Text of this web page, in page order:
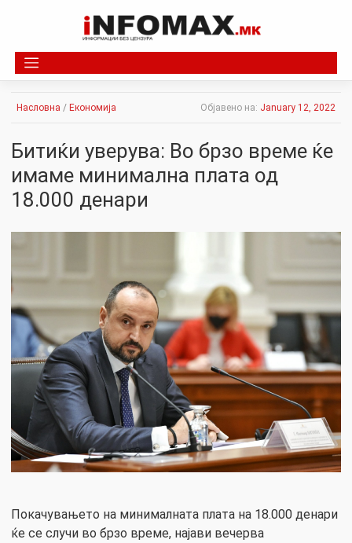
Насловна / Економија Објавено на: January 12, 2022
Битиќи уверува: Во брзо време ќе
имаме минимална плата од
18.000 денари
Покачувањето на минималната плата на 18.000 денари
ќе се случи во брзо време, најави вечерва